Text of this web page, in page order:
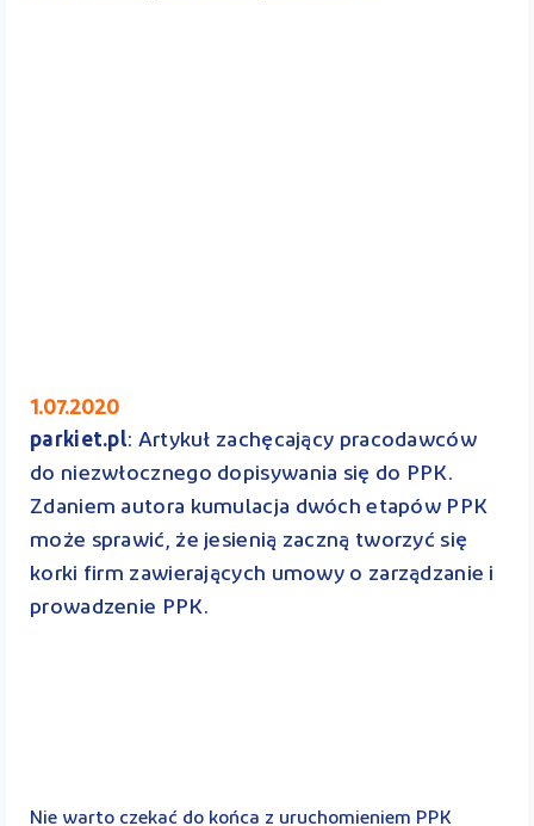
1.07.2020
parkiet.pl: Artykuł zachęcający pracodawców
do niezwłocznego dopisywania się do PPK.
Zdaniem autora kumulacja dwóch etapów PPK
może sprawić, że jesienią zaczną tworzyć się
korki firm zawierających umowy o zarządzanie i
prowadzenie PPK.
Nie warto czekać do końca z uruchomieniem PPK